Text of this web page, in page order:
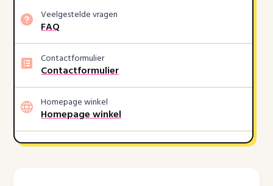
Veelgestelde vragen
FAQ
Contactformulier
Contactformulier
Homepage winkel
Homepage winkel